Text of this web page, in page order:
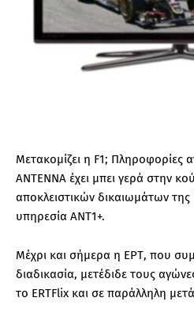
Μετακομίζει η F1;
ΑΝΤΕΝΝΑ έχει μπει γερά στην
αποκλειστικών δικαιωμάτων της
υπηρεσία ΑΝΤ1+.
Μέχρι και σήμερα η ΕΡΤ, που
διαδικασία, μετέδιδε τους
το ERTFlix και σε παράλληλη